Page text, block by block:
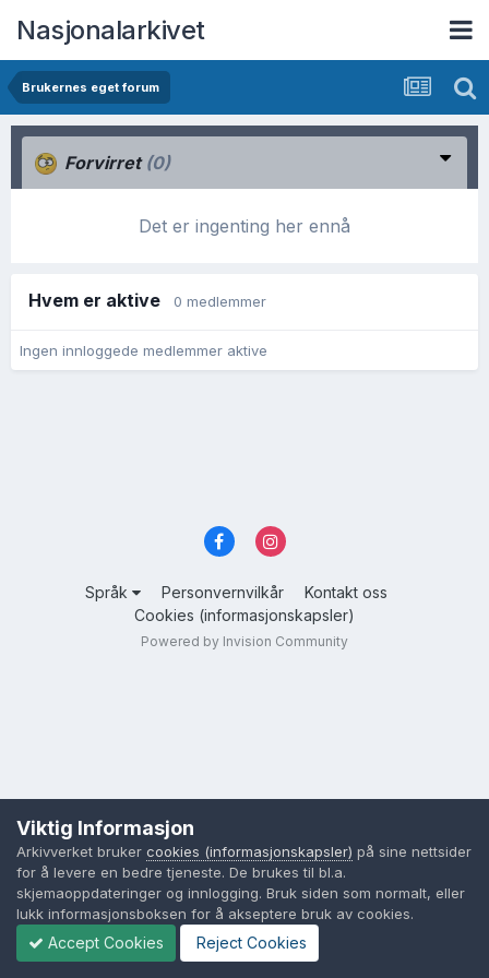
Nasjonalarkivet
Brukernes eget forum
Forvirret (0)
Det er ingenting her ennå
Hvem er aktive 0 medlemmer
Ingen innloggede medlemmer aktive
Språk Personvernvilkår
Kontakt oss
Cookies (informasjonskapsler)
Powered by Invision Community
Viktig Informasjon
Arkivverket bruker cookies (informasjonskapsler) på sine nettsider
for å levere en bedre tjeneste. De brukes til bl.a.
skjemaoppdateringer og innlogging. Bruk siden som normalt, eller
lukk informasjonsboksen for å akseptere bruk av cookies.
Accept Cookies Reject Cookies